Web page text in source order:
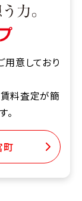
用意しており
賃料査定が簡
町